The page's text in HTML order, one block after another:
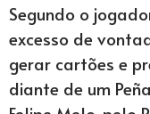
Segundo o
excesso de
gerar cartões e
diante de um